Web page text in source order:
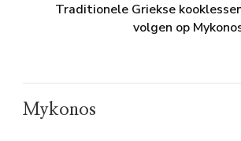
Traditionele Griekse
volgen op
Mykonos